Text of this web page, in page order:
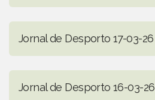
Jornal de Desporto 17-03-26
Jornal de Desporto 16-03-26